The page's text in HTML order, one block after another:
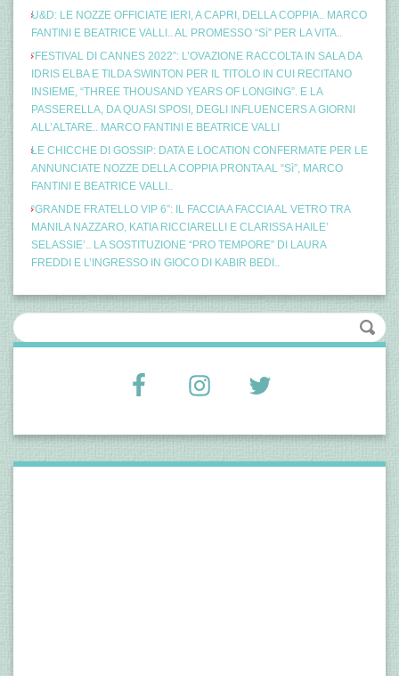
U&D: LE NOZZE OFFICIATE IERI, A CAPRI, DELLA COPPIA.. MARCO
FANTINI E BEATRICE VALLI.. AL PROMESSO “Sì” PER LA VITA..
“FESTIVAL DI CANNES 2022”: L’OVAZIONE RACCOLTA IN SALA DA
IDRIS ELBA E TILDA SWINTON PER IL TITOLO IN CUI RECITANO
INSIEME, “THREE THOUSAND YEARS OF LONGING”. E LA
PASSERELLA, DA QUASI SPOSI, DEGLI INFLUENCERS A GIORNI
ALL’ALTARE.. MARCO FANTINI E BEATRICE VALLI
LE CHICCHE DI GOSSIP: DATA E LOCATION CONFERMATE PER LE
ANNUNCIATE NOZZE DELLA COPPIA PRONTA AL “Sì”, MARCO
FANTINI E BEATRICE VALLI..
“GRANDE FRATELLO VIP 6”: IL FACCIA A FACCIA AL VETRO TRA
MANILA NAZZARO, KATIA RICCIARELLI E CLARISSA HAILE’
SELASSIE’.. LA SOSTITUZIONE “PRO TEMPORE” DI LAURA
FREDDI E L’INGRESSO IN GIOCO DI KABIR BEDI..